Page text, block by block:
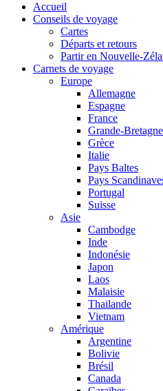
Accueil
Conseils de voyage
Cartes
Départs et retours
Partir en Nouvelle-
Carnets de voyage
Europe
Allemagne
Espagne
France
Grande-Bretagne
Grèce
Italie
Pays Baltes
Pays
Portugal
Suisse
Asie
Cambodge
Inde
Indonésie
Japon
Laos
Malaisie
Thailande
Vietnam
Amérique
Argentine
Bolivie
Brésil
Canada